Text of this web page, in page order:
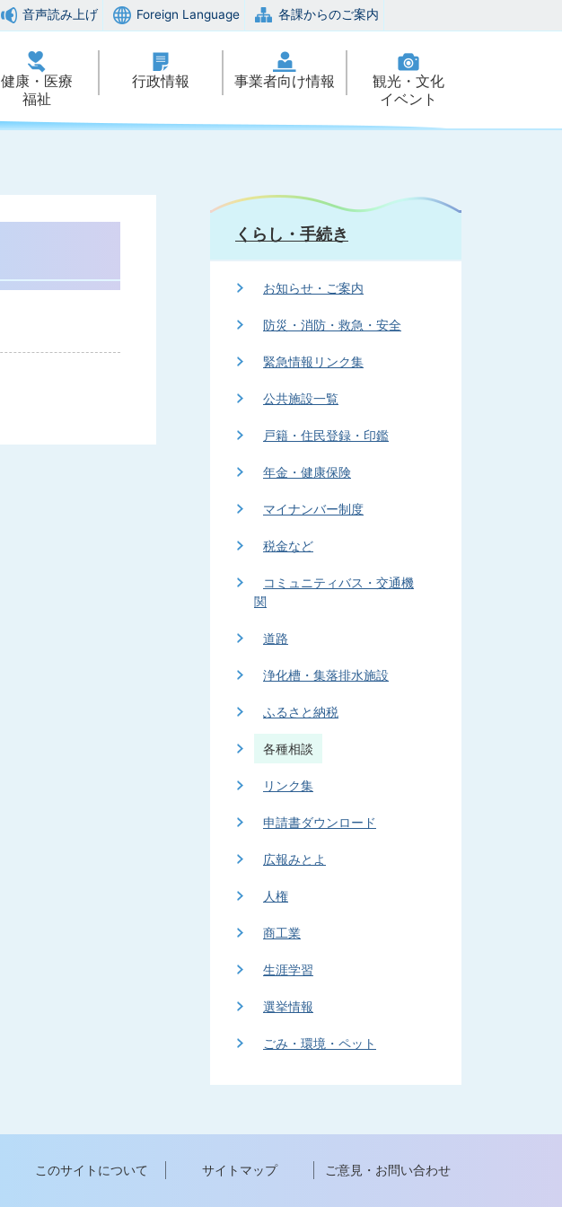
音声読み上げ Foreign Language 各課からのご案内
健康・医療
福祉
行政情報 事業者向け情報
観光・文化
イベント
くらし・手続き
お知らせ・ご案内
防災・消防・救急・安全
緊急情報リンク集
公共施設一覧
戸籍・住民登録・印鑑
年金・健康保険
マイナンバー制度
税金など
コミュニティバス・交通機
関
道路
浄化槽・集落排水施設
ふるさと納税
各種相談
リンク集
申請書ダウンロード
広報みとよ
人権
商工業
生涯学習
選挙情報
ごみ・環境・ペット
このサイトについて サイトマップ ご意見・お問い合わせ